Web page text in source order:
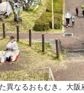
異なるおもむき。大